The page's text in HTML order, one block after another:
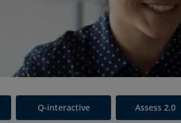
Q-interactive Assess 2.0